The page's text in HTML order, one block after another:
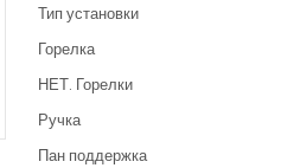
Тип установки
Горелка
НЕТ. Горелки
Ручка
Пан поддержка